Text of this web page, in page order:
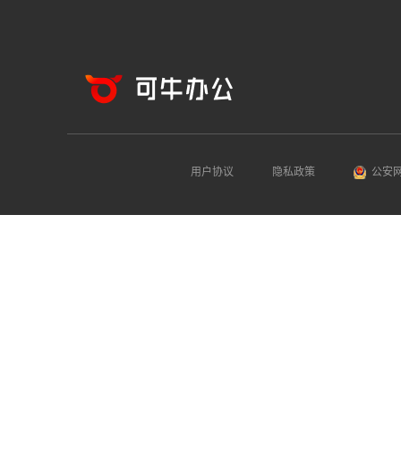
用户协议 隐私政策 公安